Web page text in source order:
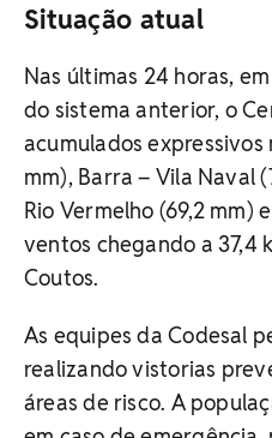
Situação atual
Nas últimas 24 horas,
do sistema anterior, o
acumulados expressivos
mm), Barra – Vila Naval
Rio Vermelho (69,2 mm)
ventos chegando a 37,4
Coutos.
As equipes da Codesal
realizando vistorias
áreas de risco. A